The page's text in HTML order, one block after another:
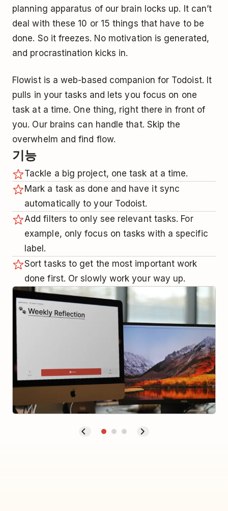
planning apparatus of our brain locks up. It can’t
deal with these 10 or 15 things that have to be
done. So it freezes. No motivation is generated,
and procrastination kicks in.
Flowist is a web-based companion for Todoist. It
pulls in your tasks and lets you focus on one
task at a time. One thing, right there in front of
you. Our brains can handle that. Skip the
overwhelm and find flow.
기능
Tackle a big project, one task at a time.
Mark a task as done and have it sync
automatically to your Todoist.
Add filters to only see relevant tasks. For
example, only focus on tasks with a specific
label.
Sort tasks to get the most important work
done first. Or slowly work your way up.